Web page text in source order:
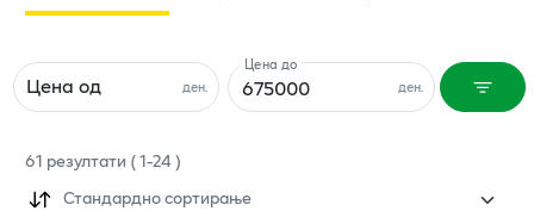
ден.
Цена од ден.
Цена до
61 резултати (1-24)
Стандардно сортирање